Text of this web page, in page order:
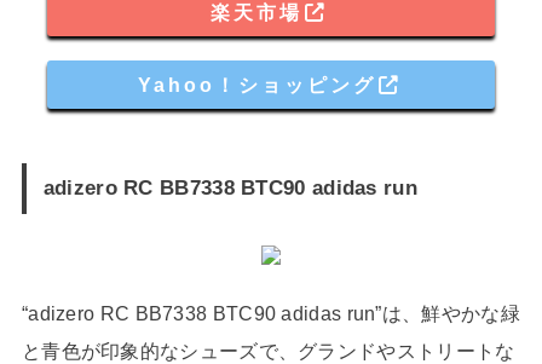
楽天市場
Yahoo！ショッピング
adizero RC BB7338 BTC90 adidas run
“adizero RC BB7338 BTC90 adidas run”は、鮮やかな緑
と青色が印象的なシューズで、グランドやストリートな